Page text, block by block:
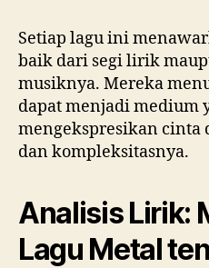
Setiap lagu ini
baik dari segi lirik
musiknya. Mereka
dapat menjadi medium
mengekspresikan cinta
dan kompleksitasnya.
Analisis Lirik:
Lagu Metal